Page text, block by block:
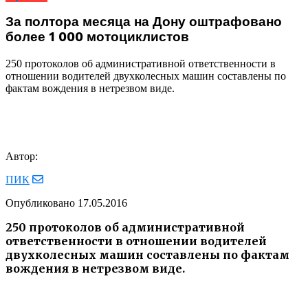
За полтора месяца на Дону оштрафовано
более 1 000 мотоциклистов
250 протоколов об административной ответственности в
отношении водителей двухколесных машин составлены по
фактам вождения в нетрезвом виде.
Автор:
ПИК
Опубликовано 17.05.2016
250 протоколов об административной
ответственности в отношении водителей
двухколесных машин составлены по фактам
вождения в нетрезвом виде.